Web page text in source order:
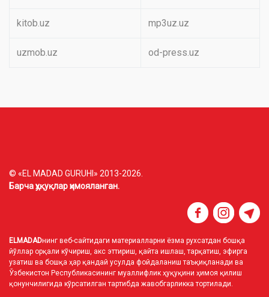
kitob.uz mp3uz.uz
uzmob.uz od-press.uz
© «EL MADAD GURUHI» 2013-2026.
Барча ҳуқуқлар ҳимояланган.
ELMADADнинг веб-сайтидаги материалларни ёзма рухсатдан бошқа
йўллар орқали кўчириш, акс эттириш, қайта ишлаш, тарқатиш, эфирга
узатиш ва бошқа ҳар қандай усулда фойдаланиш таъқиқланади ва
Ўзбекистон Республикасининг муаллифлик ҳуқуқини ҳимоя қилиш
қонунчилигида кўрсатилган тартибда жавобгарликка тортилади.